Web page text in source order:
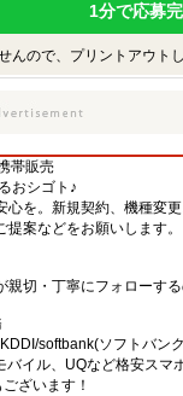
1分で応募
ので、プリントアウト
帯販売
おシゴト♪
を。新規契約、機種変更
案などをお願いします。
親切・丁寧にフォローす
softbank(ソフトバン
イル、UQなど格安スマ
ざいます！